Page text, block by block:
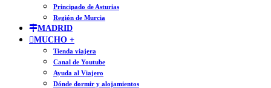
Principado de Asturias
Región de Murcia
MADRID
MUCHO +
Tienda viajera
Canal de Youtube
Ayuda al Viajero
Dónde dormir y alojamientos